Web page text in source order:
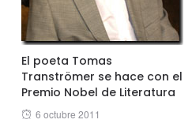
El poeta Tomas
Tranströmer se hace con el
Premio Nobel de Literatura
Posted
6 octubre 2011